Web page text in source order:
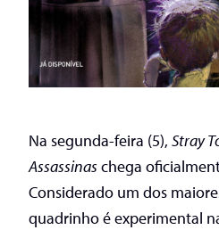
Na segunda-feira (5), Stray
Assassinaschega
Considerado um dos
quadrinho é experimental